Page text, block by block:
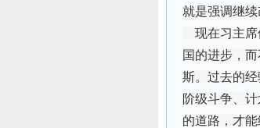
就是强调继
现在习主席
国的进步，
斯。过去的
阶级斗争、
的道路，才